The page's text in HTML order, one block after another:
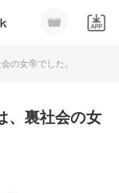
の女帝でした。
、裏社会の女